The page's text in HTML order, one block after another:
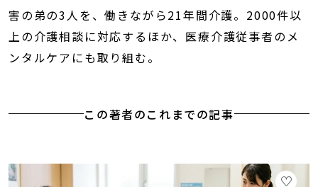
害の弟の3人を、働きながら21年間介護。2000件以
上の介護相談に対応するほか、医療介護従事者のメ
ンタルケアにも取り組む。
この著者のこれまでの記事